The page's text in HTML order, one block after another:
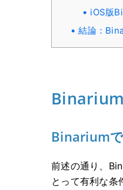
iOS版
結論：
Binarium
前述の通り、
とって有利な条